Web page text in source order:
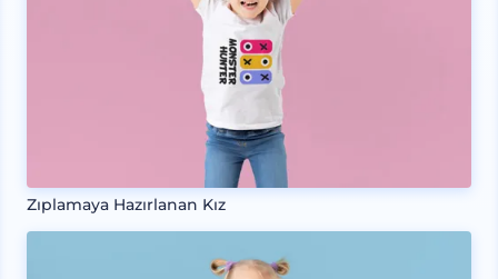
Zıplamaya Hazırlanan Kız